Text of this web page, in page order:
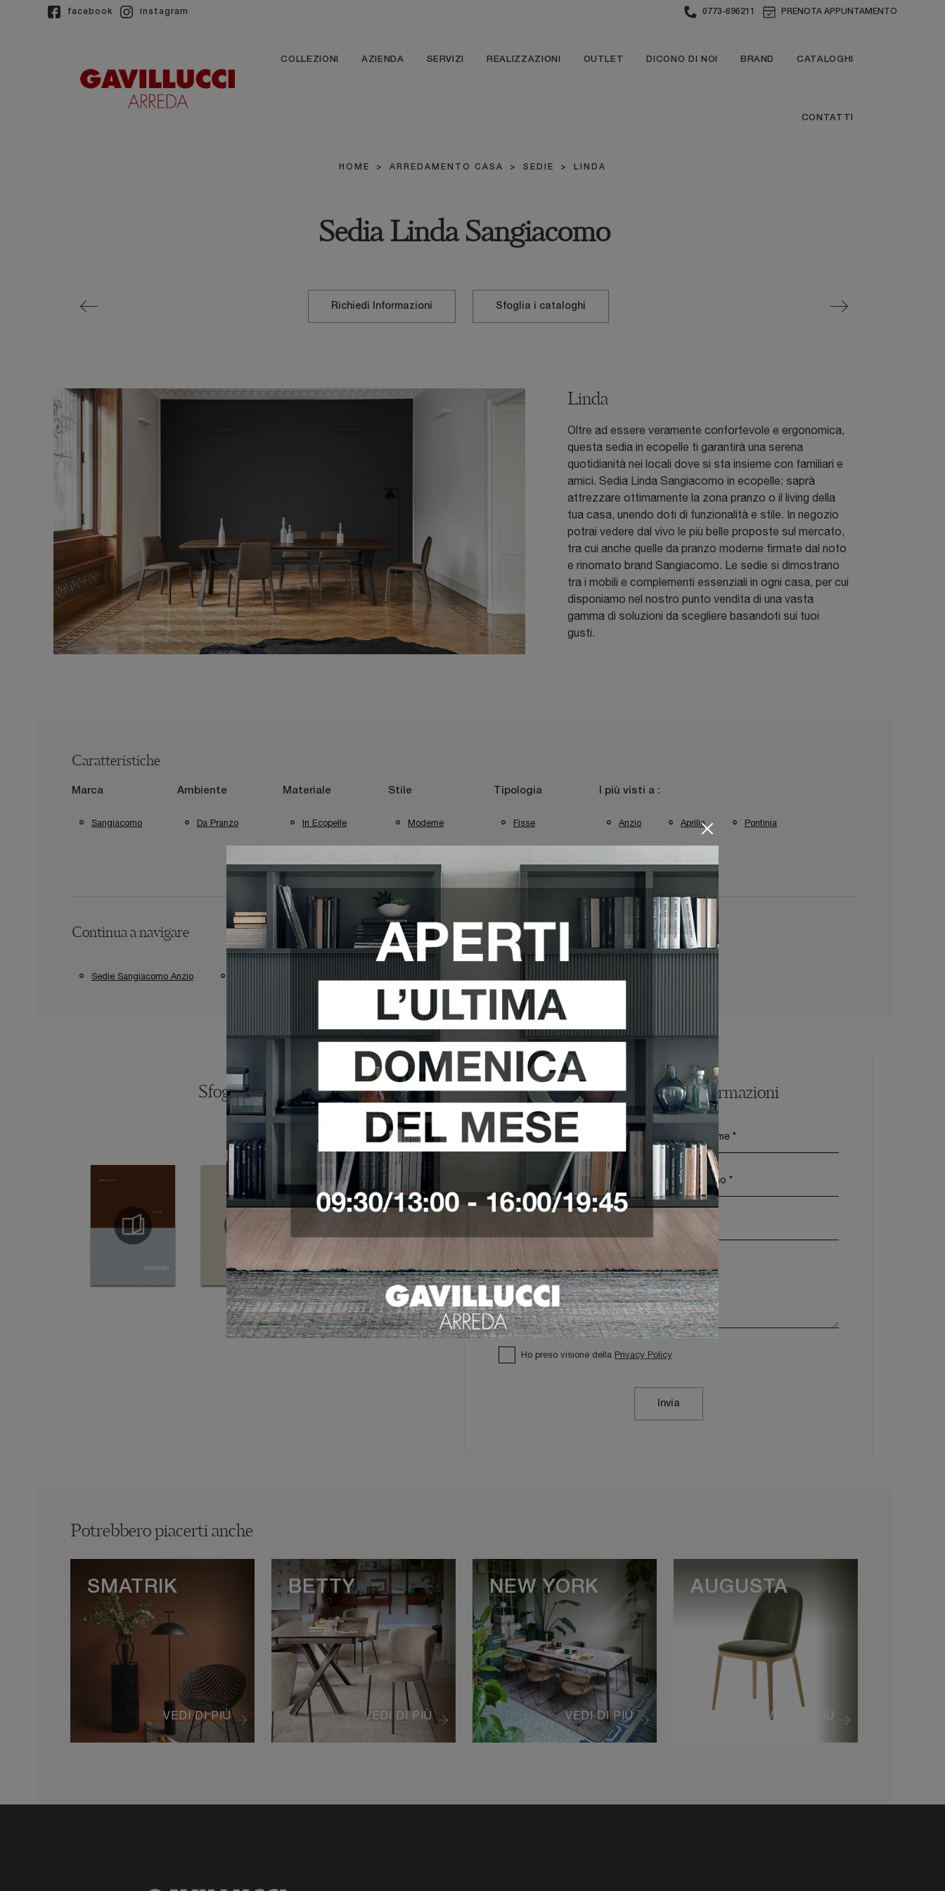
facebook instagram 0773-696211 PRENOTA APPUNTAMENTO
COLLEZIONI AZIENDA SERVIZI REALIZZAZIONI OUTLET DICONO DI NOI BRAND CATALOGHI
CONTATTI
HOME > ARREDAMENTO CASA > SEDIE > LINDA
Sedia Linda Sangiacomo
Richiedi Informazioni Sfoglia i cataloghi
Linda
Oltre ad essere veramente confortevole e ergonomica,
questa sedia in ecopelle ti garantirà una serena
quotidianità nei locali dove si sta insieme con familiari e
amici. Sedia Linda Sangiacomo in ecopelle: saprà
attrezzare ottimamente la zona pranzo o il living della
tua casa, unendo doti di funzionalità e stile. In negozio
potrai vedere dal vivo le più belle proposte sul mercato,
tra cui anche quelle da pranzo moderne firmate dal noto
e rinomato brand Sangiacomo. Le sedie si dimostrano
tra i mobili e complementi essenziali in ogni casa, per cui
disponiamo nel nostro punto vendita di una vasta
gamma di soluzioni da scegliere basandoti sui tuoi
gusti.
Caratteristiche
Marca
Sangiacomo
Ambiente
Da Pranzo
Materiale
In Ecopelle
Stile
Moderne
Tipologia
Fisse
I più visti a :
Anzio Aprilia Pontinia
Continua a navigare
Sedie Sangiacomo Anzio
Sfoglia i cataloghi Richiedi Maggiori Informazioni
Ho preso visione della Privacy Policy
Invia
Potrebbero piacerti anche
VEDI DI PIÙ
SMATRIK
VEDI DI PIÙ
BETTY
VEDI DI PIÙ
NEW YORK
VEDI DI PIÙ
AUGUSTA